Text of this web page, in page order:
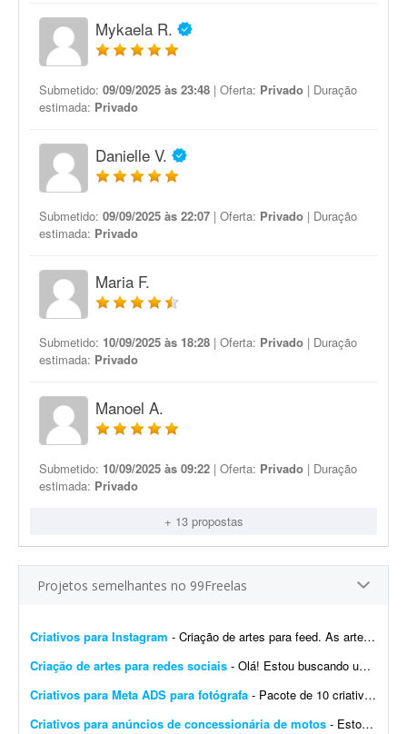
Mykaela R.
Submetido: 09/09/2025 às 23:48 | Oferta: Privado | Duração
estimada: Privado
Danielle V.
Submetido: 09/09/2025 às 22:07 | Oferta: Privado | Duração
estimada: Privado
Maria F.
Submetido: 10/09/2025 às 18:28 | Oferta: Privado | Duração
estimada: Privado
Manoel A.
Submetido: 10/09/2025 às 09:22 | Oferta: Privado | Duração
estimada: Privado
+ 13 propostas
Projetos semelhantes no 99Freelas
Criativos para Instagram - Criação de artes para feed. As artes para stories serão adaptações/replicações das peças do feed, com os ajustes necessários ao forma...
Criação de artes para redes sociais - Olá! Estou buscando um(a) designer para criação de artes profissionais para redes sociais. As peças serão utilizadas principalmente no Instagram e devem seguir u...
Criativos para Meta ADS para fotógrafa - Pacote de 10 criativos que convertem para Meta Ads. Os criativos serão feitos para uma fotógrafa. Nada contra quem usa IA para fazer os criativos. Mas se você só trabalh...
Criativos para anúncios de concessionária de motos - Estou procurando um designer para desenvolver um modelo de criativo no Canva (preferencialmente) para anúncios de motos de uma concessionária/revenda. O objetivo é criar um la...